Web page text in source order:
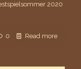
2020
0 Read more